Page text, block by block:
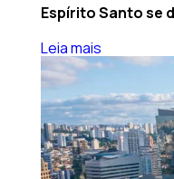
Espírito Santo se
Leia mais